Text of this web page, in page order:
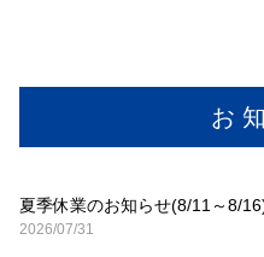
お
夏季休業のお知らせ(8/11～8/
2026/07/31